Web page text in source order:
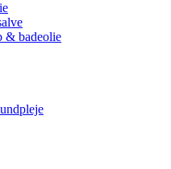
& badeolie